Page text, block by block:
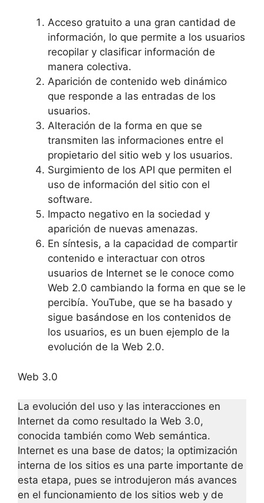
Acceso gratuito a una gran cantidad de
información, lo que permite a los usuarios
recopilar y clasificar información de
manera colectiva.
Aparición de contenido web dinámico
que responde a las entradas de los
usuarios.
Alteración de la forma en que se
transmiten las informaciones entre el
propietario del sitio web y los usuarios.
Surgimiento de los API que permiten el
uso de información del sitio con el
software.
Impacto negativo en la sociedad y
aparición de nuevas amenazas.
En síntesis, a la capacidad de compartir
contenido e interactuar con otros
usuarios de Internet se le conoce como
Web 2.0 cambiando la forma en que se le
percibía. YouTube, que se ha basado y
sigue basándose en los contenidos de
los usuarios, es un buen ejemplo de la
evolución de la Web 2.0.
Web 3.0
La evolución del uso y las interacciones en
Internet da como resultado la Web 3.0,
conocida también como Web semántica.
Internet es una base de datos; la optimización
interna de los sitios es una parte importante de
esta etapa, pues se introdujeron más avances
en el funcionamiento de los sitios web y de